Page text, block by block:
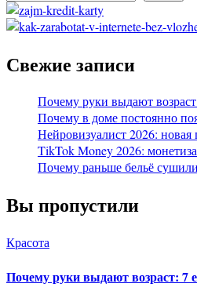
Свежие записи
Почему руки выдают
Почему в доме постоянно
Нейровизуалист 2026:
TikTok Money 2026:
Почему раньше бельё
Вы пропустили
Красота
Почему руки выдают возраст: 7